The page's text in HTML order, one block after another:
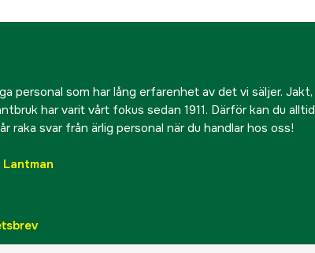
personal som har lång erfarenhet av det vi säljer. Jakt,
har varit vårt fokus sedan 1911. Därför kan du alltid
raka svar från ärlig personal när du handlar hos oss!